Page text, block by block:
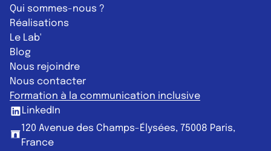
Qui sommes-nous ?
Réalisations
Le Lab'
Blog
Nous rejoindre
Nous contacter
Formation à la communication inclusive
LinkedIn
120 Avenue des Champs-Élysées, 75008 Paris,
France